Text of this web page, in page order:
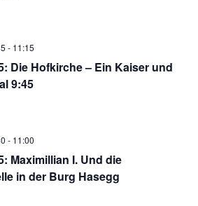
Die Hofkirche – Ein Kaiser und
9:45
- 11:15
Maximillian I. Und die
in der Burg Hasegg
- 11:00